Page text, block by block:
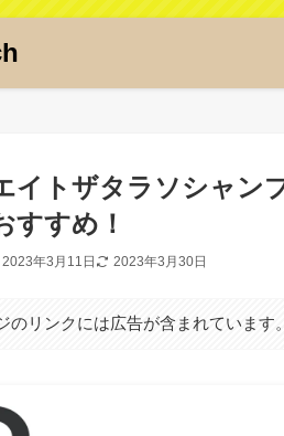
イトザタラソシャン
すすめ！
2023年3月11日 2023年3月30日
のリンクには広告が含まれています。